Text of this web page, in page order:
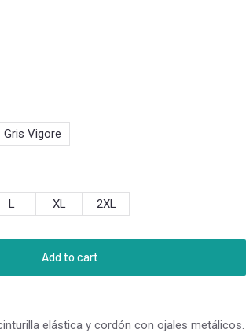
Gris Vigore
L XL 2XL
Add to cart
elástica y cordón con ojales metálicos.